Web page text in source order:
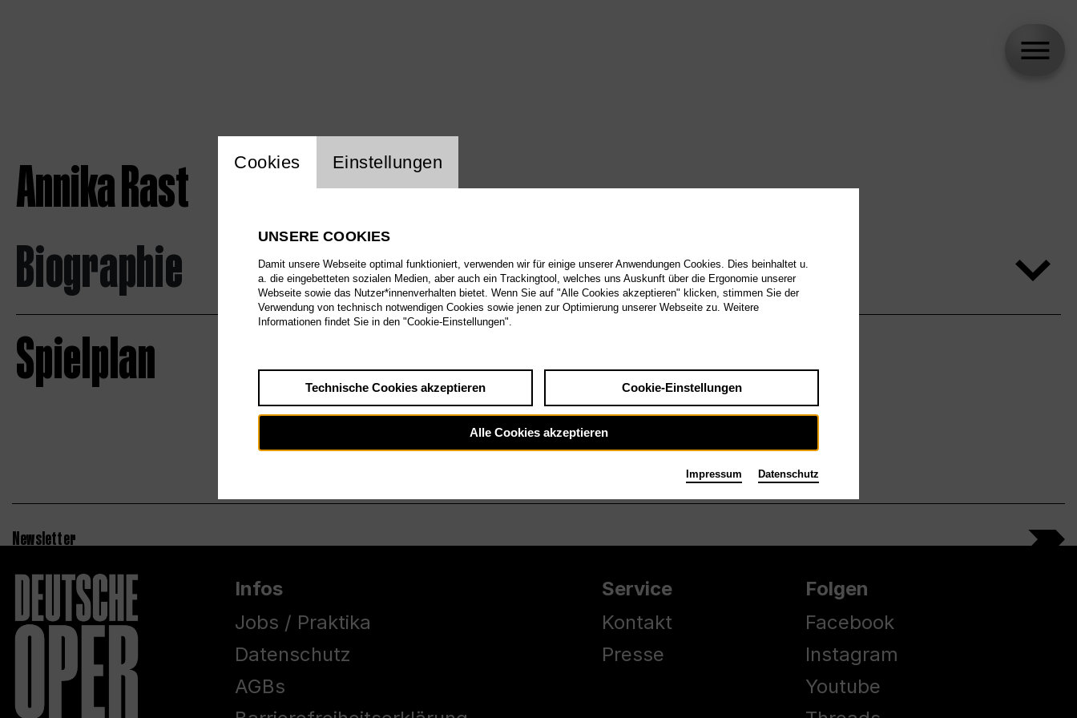
Annika Rast
Biographie
Spielplan
Newsletter
Infos
Jobs / Praktika
Datenschutz
AGBs
Service
Kontakt
Presse
Folgen
Facebook
Instagram
Youtube
Einstellung Website Cookie
Cookies Einstellungen
UNSERE COOKIES
Damit unsere Webseite optimal funktioniert, verwenden wir für einige unserer Anwendungen Cookies. Dies beinhaltet u.
a. die eingebetteten sozialen Medien, aber auch ein Trackingtool, welches uns Auskunft über die Ergonomie unserer
Webseite sowie das Nutzer*innenverhalten bietet. Wenn Sie auf "Alle Cookies akzeptieren" klicken, stimmen Sie der
Verwendung von technisch notwendigen Cookies sowie jenen zur Optimierung unserer Webseite zu. Weitere
Informationen findet Sie in den "Cookie-Einstellungen".
Technische Cookies akzeptieren Cookie-Einstellungen
Alle Cookies akzeptieren
Impressum Datenschutz